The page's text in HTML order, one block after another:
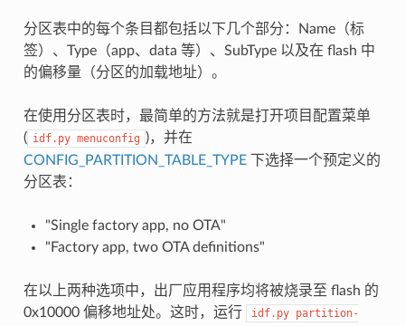
分区表中的每个条目都包括以下几个部分：Name（标
签）、Type（app、data 等）、SubType 以及在 flash 中
的偏移量（分区的加载地址）。
在使用分区表时，最简单的方法就是打开项目配置菜单
( idf.py menuconfig )，并在
CONFIG_PARTITION_TABLE_TYPE下选择一个预定义的
分区表：
"Single factory app, no OTA"
"Factory app, two OTA definitions"
在以上两种选项中，出厂应用程序均将被烧录至 flash 的
0x10000 偏移地址处。这时，运行
idf.py partition-